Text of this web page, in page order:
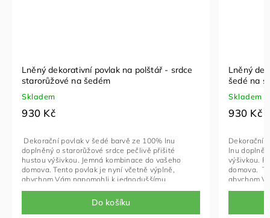
Lněný dekorativní povlak na polštář - srdce
starorůžové na šedém
Skladem
930 Kč
Do košíku
Dekorační povlak v šedé barvě ze 100% lnu
doplněný o starorůžové srdce pečlivě přišité
hustou výšivkou. Jemná kombinace do vašeho
domova. Tento povlak je nyní včetně výplně,
abychom Vám napomohli k jednoduššímu
který vložíme do obálky a přiložíme do dárkově
baleného balíčku. Již rozbalování bude zážitkem!
Lněný
šedé na
Skladem
930 Kč
Dekorační
lnu
výšivkou.
domova.
abychom